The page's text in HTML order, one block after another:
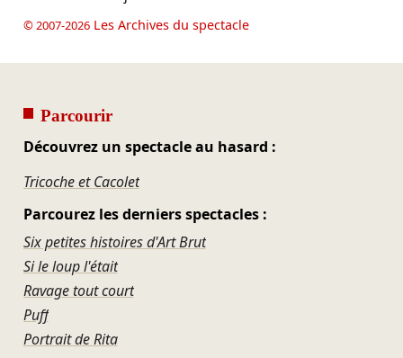
© 2007-2026Les Archives du spectacle
Parcourir
Découvrez un spectacle au hasard :
Tricoche et Cacolet
Parcourez les derniers spectacles :
Six petites histoires d'Art Brut
Si le loup l'était
Ravage tout court
Puff
Portrait de Rita